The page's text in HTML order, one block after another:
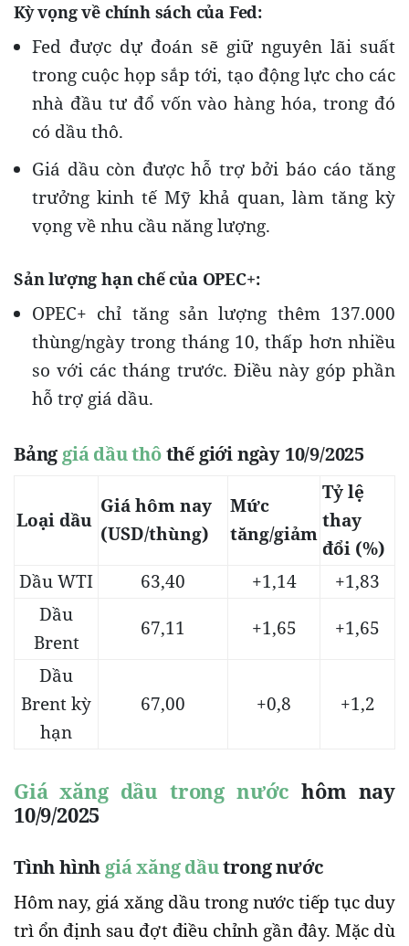
Kỳ vọng về chính sách của Fed:
Fed được dự đoán sẽ giữ nguyên lãi suất
trong cuộc họp sắp tới, tạo động lực cho các
nhà đầu tư đổ vốn vào hàng hóa, trong đó
có dầu thô.
Giá dầu còn được hỗ trợ bởi báo cáo tăng
trưởng kinh tế Mỹ khả quan, làm tăng kỳ
vọng về nhu cầu năng lượng.
Sản lượng hạn chế của OPEC+:
OPEC+ chỉ tăng sản lượng thêm 137.000
thùng/ngày trong tháng 10, thấp hơn nhiều
so với các tháng trước. Điều này góp phần
hỗ trợ giá dầu.
Bảng giá dầu thôthế giới ngày 10/9/2025
Loại dầu
Giá hôm nay
(USD/thùng)
Mức
tăng/giảm
Tỷ lệ
thay
đổi (%)
Dầu WTI
63,40 +1,14
+1,83
Dầu
Brent
67,11 +1,65
+1,65
Dầu
Brent kỳ
hạn
67,00 +0,8 +1,2
Giá xăng dầu trong nước hôm nay
10/9/2025
Tình hình giá xăng dầutrong nước
Hôm nay, giá xăng dầu trong nước tiếp tục duy
trì ổn định sau đợt điều chỉnh gần đây. Mặc dù